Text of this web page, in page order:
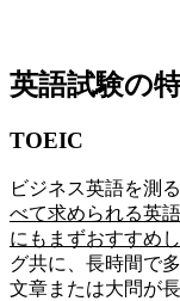
英語試験の
TOEIC
ビジネス英語を測
べて求められる英
にもまずおすすめ
グ共に、長時間で
文章または大問が